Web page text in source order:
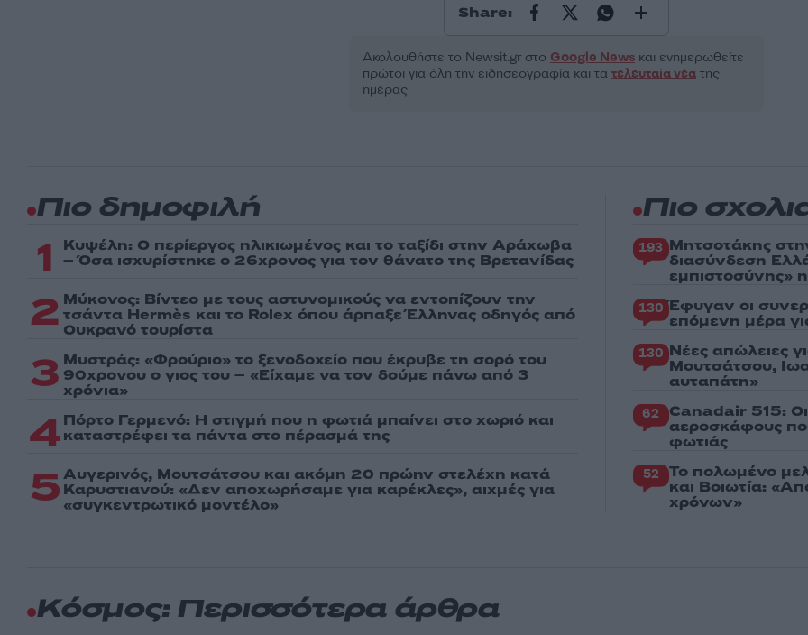
Share:
Ακολουθήστε το Νewsit.gr στο Google Newsκαι ενημερωθείτε
πρώτοι για όλη την ειδησεογραφία και τα τελευταία νέατης
ημέρας
Πιο δημοφιλή
1 Κυψέλη: Ο περίεργος ηλικιωμένος και το ταξίδι στην Αράχωβα
– Όσα ισχυρίστηκε ο 26χρονος για τον θάνατο της Βρετανίδας
2 Μύκονος: Βίντεο με τους αστυνομικούς να εντοπίζουν την
τσάντα Hermès και το Rolex όπου άρπαξε Έλληνας οδηγός από
Ουκρανό τουρίστα
3 Μυστράς: «Φρούριο» το ξενοδοχείο που έκρυβε τη σορό του
90χρονου ο γιος του – «Είχαμε να τον δούμε πάνω από 3
χρόνια»
4 Πόρτο Γερμενό: Η στιγμή που η φωτιά μπαίνει στο χωριό και
καταστρέφει τα πάντα στο πέρασμά της
5Αυγερινός, Μουτσάτσου και ακόμη 20 πρώην στελέχη κατά
Καρυστιανού: «Δεν αποχωρήσαμε για καρέκλες», αιχμές για
«συγκεντρωτικό μοντέλο»
Πιο
193 Μητσοτάκης
διασύνδεση
εμπιστοσύνης»
130 Έφυγαν οι
επόμενη μέρα
130 Νέες απώλειες
Μουτσάτσου,
αυταπάτη»
62 Canadair 515:
αεροσκάφους
φωτιάς
52 Το πολωμένο
και Βοιωτία:
χρόνων»
Κόσμος: Περισσότερα άρθρα